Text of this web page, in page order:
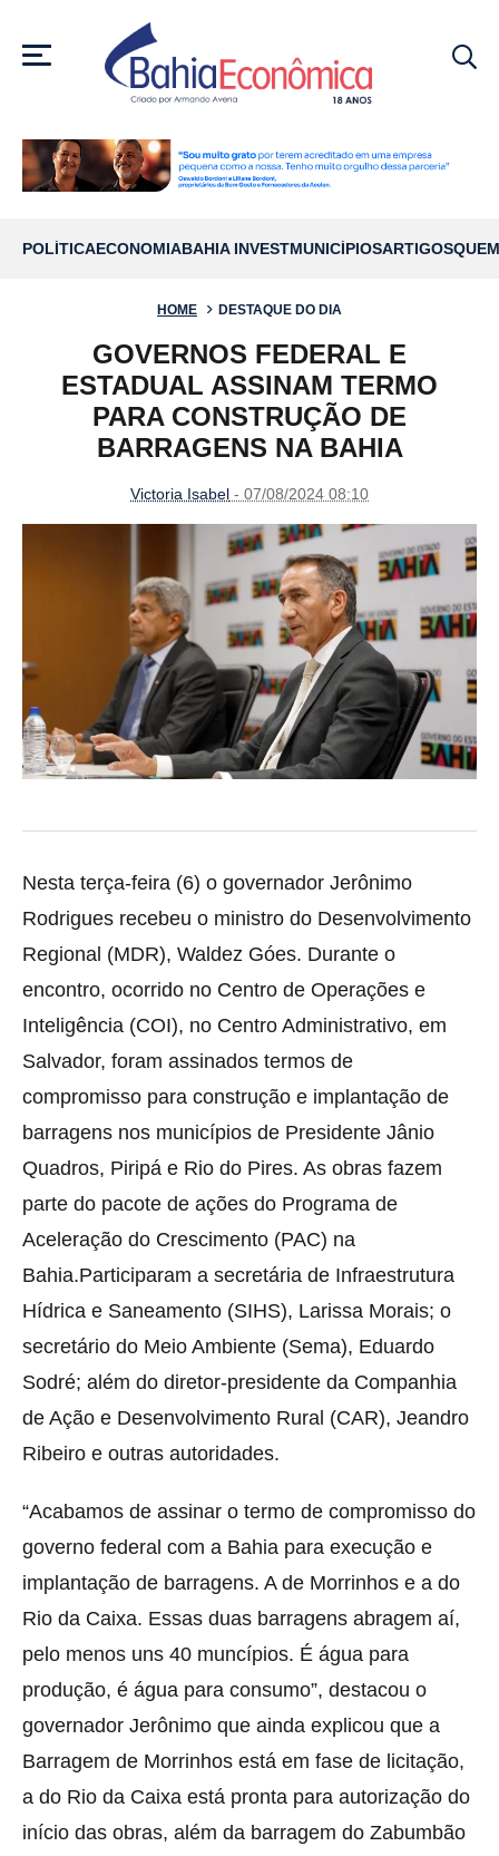
MENU
POLÍTICAECONOMIABAHIA INVESTMUNICÍPIOSARTIGOS
HOME DESTAQUE DO DIA
GOVERNOS FEDERAL E
ESTADUAL ASSINAM TERMO
PARA CONSTRUÇÃO DE
BARRAGENS NA BAHIA
Victoria Isabel - 07/08/2024 08:10
Nesta terça-feira (6) o governador Jerônimo
Rodrigues recebeu o ministro do Desenvolvimento
Regional (MDR), Waldez Góes. Durante o
encontro, ocorrido no Centro de Operações e
Inteligência (COI), no Centro Administrativo, em
Salvador, foram assinados termos de
compromisso para construção e implantação de
barragens nos municípios de Presidente Jânio
Quadros, Piripá e Rio do Pires. As obras fazem
parte do pacote de ações do Programa de
Aceleração do Crescimento (PAC) na
Bahia.Participaram a secretária de Infraestrutura
Hídrica e Saneamento (SIHS), Larissa Morais; o
secretário do Meio Ambiente (Sema), Eduardo
Sodré; além do diretor-presidente da Companhia
de Ação e Desenvolvimento Rural (CAR), Jeandro
Ribeiro e outras autoridades.
“Acabamos de assinar o termo de compromisso do
governo federal com a Bahia para execução e
implantação de barragens. A de Morrinhos e a do
Rio da Caixa. Essas duas barragens abragem aí,
pelo menos uns 40 muncípios. É água para
produção, é água para consumo”, destacou o
governador Jerônimo que ainda explicou que a
Barragem de Morrinhos está em fase de licitação,
a do Rio da Caixa está pronta para autorização do
início das obras, além da barragem do Zabumbão